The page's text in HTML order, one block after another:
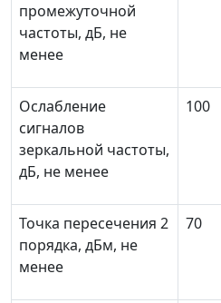
промежуточной
частоты, дБ, не
менее
Ослабление
сигналов
зеркальной частоты,
дБ, не менее
100
Точка пересечения 2
порядка, дБм, не
менее
70